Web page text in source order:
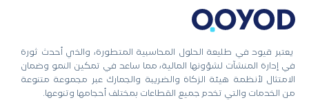
يعتبر قيود في طليعة الحلول المحاسبية المتطورة، والذي أحدث ثورة
في إدارة المنشآت لشؤونها المالية، مما ساعد في تمكين النمو وضمان
الامتثال لأنظمة هيئة الزكاة والضريبة والجمارك عبر مجموعة متنوعة
من الخدمات والتي تخدم جميع القطاعات بمختلف أحجامها وتنوعها.